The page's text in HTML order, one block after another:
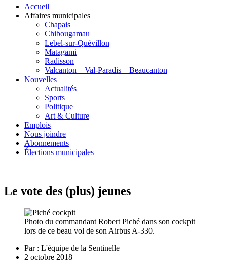
Accueil
Affaires municipales
Chapais
Chibougamau
Lebel-sur-Quévillon
Matagami
Radisson
Valcanton—Val-Paradis—Beaucanton
Nouvelles
Actualités
Sports
Politique
Art & Culture
Emplois
Nous joindre
Abonnements
Élections municipales
Le vote des (plus) jeunes
Photo du commandant Robert Piché dans son cockpit
lors de ce beau vol de son Airbus A-330.
Par : L'équipe de la Sentinelle
2 octobre 2018